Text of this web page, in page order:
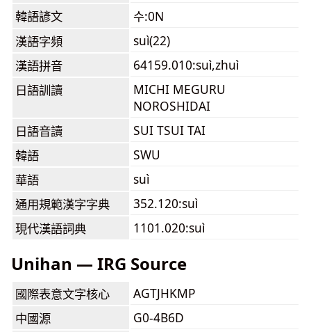
韓語諺文
수:0N
漢語字頻
suì(22)
漢語拼音
64159.010:suì,zhuì
日語訓讀
MICHI MEGURU
NOROSHIDAI
日語音讀
SUI TSUI TAI
韓語
SWU
華語
suì
通用規範漢字字典
352.120:suì
現代漢語詞典
1101.020:suì
Unihan — IRG Source
國際表意文字核心
AGTJHKMP
中國源
G0-4B6D